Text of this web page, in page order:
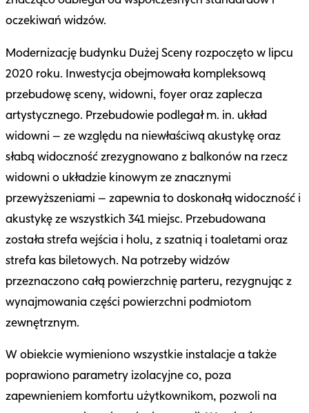
oczekiwań widzów.
Modernizację budynku Dużej Sceny rozpoczęto w lipcu
2020 roku. Inwestycja obejmowała kompleksową
przebudowę sceny, widowni, foyer oraz zaplecza
artystycznego. Przebudowie podlegał m. in. układ
widowni – ze względu na niewłaściwą akustykę oraz
słabą widoczność zrezygnowano z balkonów na rzecz
widowni o układzie kinowym ze znacznymi
przewyższeniami – zapewnia to doskonałą widoczność i
akustykę ze wszystkich 341 miejsc. Przebudowana
została strefa wejścia i holu, z szatnią i toaletami oraz
strefa kas biletowych. Na potrzeby widzów
przeznaczono całą powierzchnię parteru, rezygnując z
wynajmowania części powierzchni podmiotom
zewnętrznym.
W obiekcie wymieniono wszystkie instalacje a także
poprawiono parametry izolacyjne co, poza
zapewnieniem komfortu użytkownikom, pozwoli na